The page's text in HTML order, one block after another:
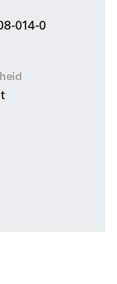
waar
worden
wijze de
014-0